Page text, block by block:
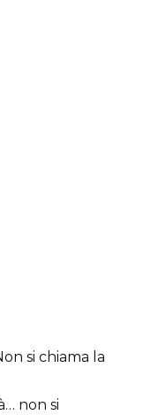
si chiama la
non si